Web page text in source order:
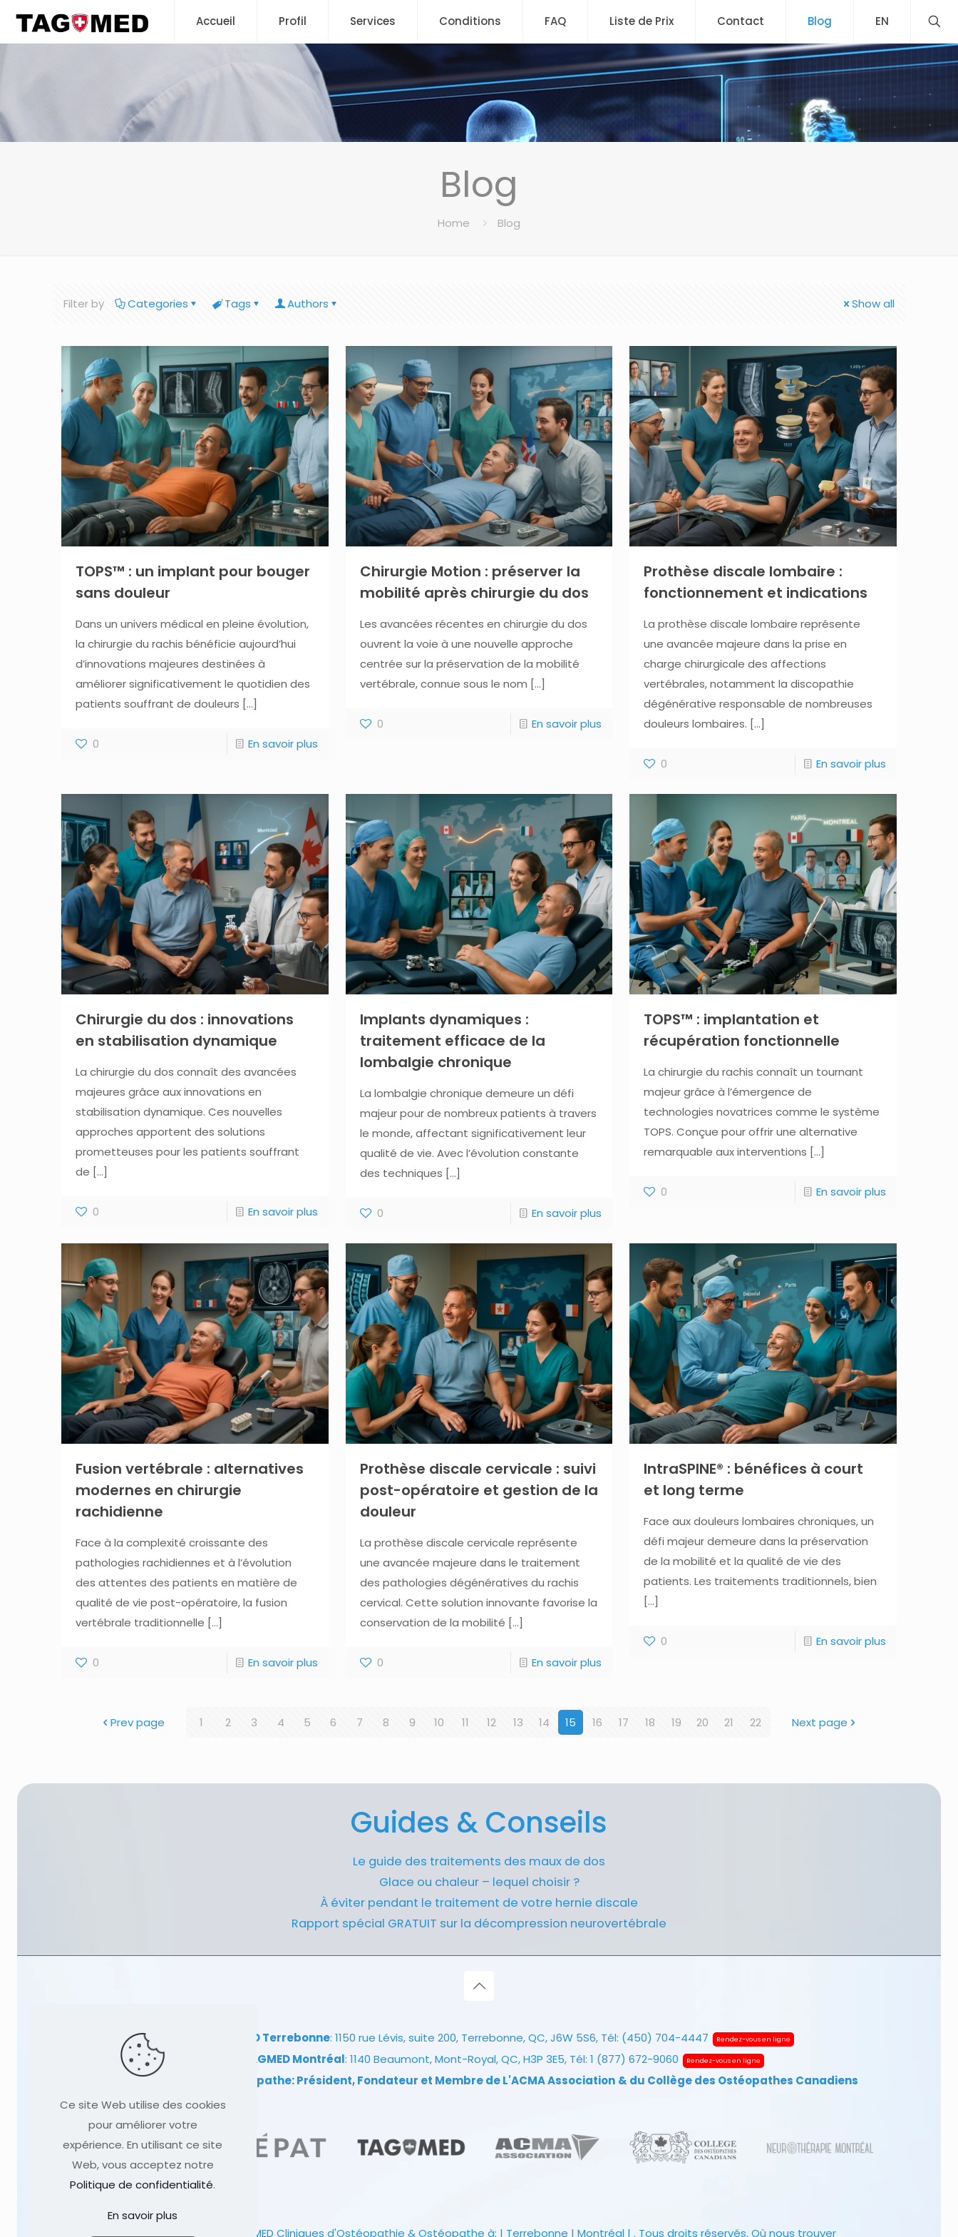
Accueil Profil Services Conditions FAQ Liste de Prix Contact Blog EN
Blog
Home Blog
Filter by Categories Tags Authors Show all
TOPS™ : un implant pour bouger
sans douleur
Dans un univers médical en pleine évolution,
la chirurgie du rachis bénéficie aujourd’hui
d’innovations majeures destinées à
améliorer significativement le quotidien des
patients souffrant de douleurs […]
0 En savoir plus
Chirurgie Motion : préserver la
mobilité après chirurgie du dos
Les avancées récentes en chirurgie du dos
ouvrent la voie à une nouvelle approche
centrée sur la préservation de la mobilité
vertébrale, connue sous le nom […]
0 En savoir plus
Prothèse discale lombaire :
fonctionnement et indications
La prothèse discale lombaire représente
une avancée majeure dans la prise en
charge chirurgicale des affections
vertébrales, notamment la discopathie
dégénérative responsable de nombreuses
douleurs lombaires. […]
0 En savoir plus
Chirurgie du dos : innovations
en stabilisation dynamique
La chirurgie du dos connaît des avancées
majeures grâce aux innovations en
stabilisation dynamique. Ces nouvelles
approches apportent des solutions
prometteuses pour les patients souffrant
de […]
0 En savoir plus
Implants dynamiques :
traitement efficace de la
lombalgie chronique
La lombalgie chronique demeure un défi
majeur pour de nombreux patients à travers
le monde, affectant significativement leur
qualité de vie. Avec l’évolution constante
des techniques […]
0 En savoir plus
TOPS™ : implantation et
récupération fonctionnelle
La chirurgie du rachis connaît un tournant
majeur grâce à l’émergence de
technologies novatrices comme le système
TOPS. Conçue pour offrir une alternative
remarquable aux interventions […]
0 En savoir plus
Fusion vertébrale : alternatives
modernes en chirurgie
rachidienne
Face à la complexité croissante des
pathologies rachidiennes et à l’évolution
des attentes des patients en matière de
qualité de vie post-opératoire, la fusion
vertébrale traditionnelle […]
0 En savoir plus
Prothèse discale cervicale : suivi
post-opératoire et gestion de la
douleur
La prothèse discale cervicale représente
une avancée majeure dans le traitement
des pathologies dégénératives du rachis
cervical. Cette solution innovante favorise la
conservation de la mobilité […]
0 En savoir plus
IntraSPINE® : bénéfices à court
et long terme
Face aux douleurs lombaires chroniques, un
défi majeur demeure dans la préservation
de la mobilité et la qualité de vie des
patients. Les traitements traditionnels, bien
[…]
0 En savoir plus
Prev page 1 2 3 4 5 6 7 8 9 10 11 12 13 14 15 16 17 18 19 20 21 22 Next page
Guides & Conseils
Le guide des traitements des maux de dos
Glace ou chaleur – lequel choisir ?
À éviter pendant le traitement de votre hernie discale
Rapport spécial GRATUIT sur la décompression neurovertébrale
Clinique TAGMED Terrebonne: 1150 rue Lévis, suite 200, Terrebonne, QC, J6W 5S6, Tél: (450) 704-4447 Rendez-vous en ligne
Clinique TAGMED Montréal: 1140 Beaumont, Mont-Royal, QC, H3P 3E5, Tél: 1 (877) 672-9060 Rendez-vous en ligne
Dr Sylvain Desforges, ostéopathe: Président, Fondateur et Membre de L'ACMA Association & du Collège des Ostéopathes Canadiens
© 1991-2026Clinique TAGMED Cliniques d'Ostéopathie & Ostéopathe à: | Terrebonne | Montréal | . Tous droits réservés. Où nous trouver
Ce site Web utilise des cookies
pour améliorer votre
expérience. En utilisant ce site
Web, vous acceptez notre
Politique de confidentialité.
En savoir plus